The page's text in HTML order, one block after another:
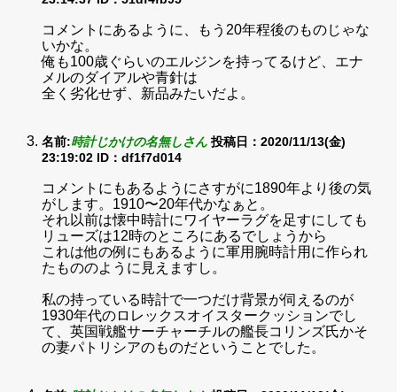
コメントにあるように、もう20年程後のものじゃな
いかな。
俺も100歳ぐらいのエルジンを持ってるけど、エナ
メルのダイアルや青針は
全く劣化せず、新品みたいだよ。
名前:時計じかけの名無しさん 投稿日：2020/11/13(金)
23:19:02 ID：df1f7d014
コメントにもあるようにさすがに1890年より後の気
がします。1910〜20年代かなぁと。
それ以前は懐中時計にワイヤーラグを足すにしても
リューズは12時のところにあるでしょうから
これは他の例にもあるように軍用腕時計用に作られ
たもののように見えますし。
私の持っている時計で一つだけ背景が伺えるのが
1930年代のロレックスオイスタークッションでし
て、英国戦艦サーチャーチルの艦長コリンズ氏かそ
の妻パトリシアのものだということでした。